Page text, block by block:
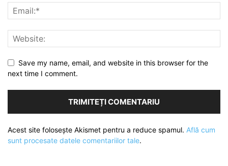
Save my name, email, and website in this browser for the
next time I comment.
Acest site folosește Akismet pentru a reduce spamul. Află cum
sunt procesate datele comentariilor tale.